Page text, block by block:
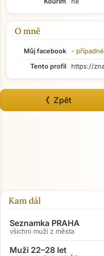
O mně
Můj facebook -
Tento profil
https://
《 Zpět
Kam dál
Seznamka PRAHA
všichni muži z města
Muži 22–28 let